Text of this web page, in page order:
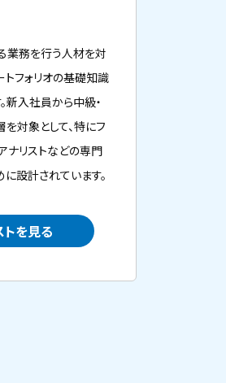
業務を行う人材を対
トフォリオの基礎知識
新入社員から中級・
対象として、特にフ
ナリストなどの専門
設計されています。
を見る